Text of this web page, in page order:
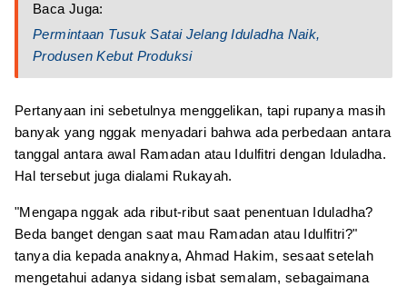
Baca Juga:
Permintaan Tusuk Satai Jelang Iduladha Naik,
Produsen Kebut Produksi
Pertanyaan ini sebetulnya menggelikan, tapi rupanya masih
banyak yang nggak menyadari bahwa ada perbedaan antara
tanggal antara awal Ramadan atau Idulfitri dengan Iduladha.
Hal tersebut juga dialami Rukayah.
"Mengapa nggak ada ribut-ribut saat penentuan Iduladha?
Beda banget dengan saat mau Ramadan atau Idulfitri?"
tanya dia kepada anaknya, Ahmad Hakim, sesaat setelah
mengetahui adanya sidang isbat semalam, sebagaimana